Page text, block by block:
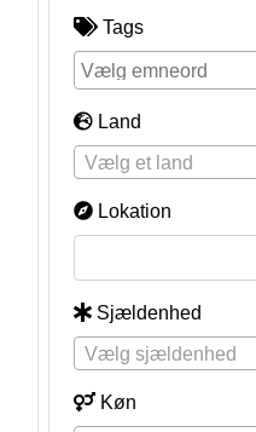
Tags
Land
Vælg et land
Lokation
Sjældenhed
Vælg sjældenhed
Køn